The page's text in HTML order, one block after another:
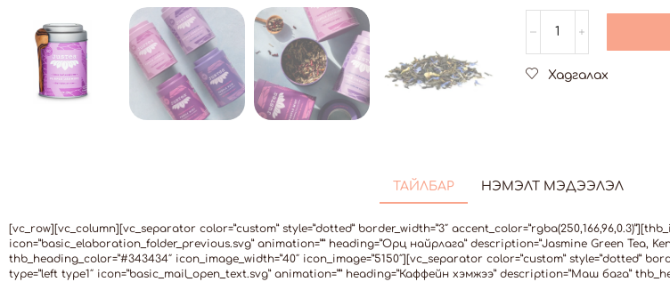
Хадгалах
ТАЙЛБАР НЭМЭЛТ МЭДЭЭЛЭЛ
[vc_row][vc_column][vc_separator color=”custom” style=”dotted” border_width=”3″
icon=”basic_elaboration_folder_previous.svg” animation=”” heading=”Орц найрлага” description=”Jasmine Green Tea,
thb_heading_color=”#343434″ icon_image_width=”40″ icon_image=”5150″][vc_separator color=”custom” style=”dotted”
type=”left type1″ icon=”basic_mail_open_text.svg” animation=”” heading=”Каффейн хэмжээ” description=”Маш бага”